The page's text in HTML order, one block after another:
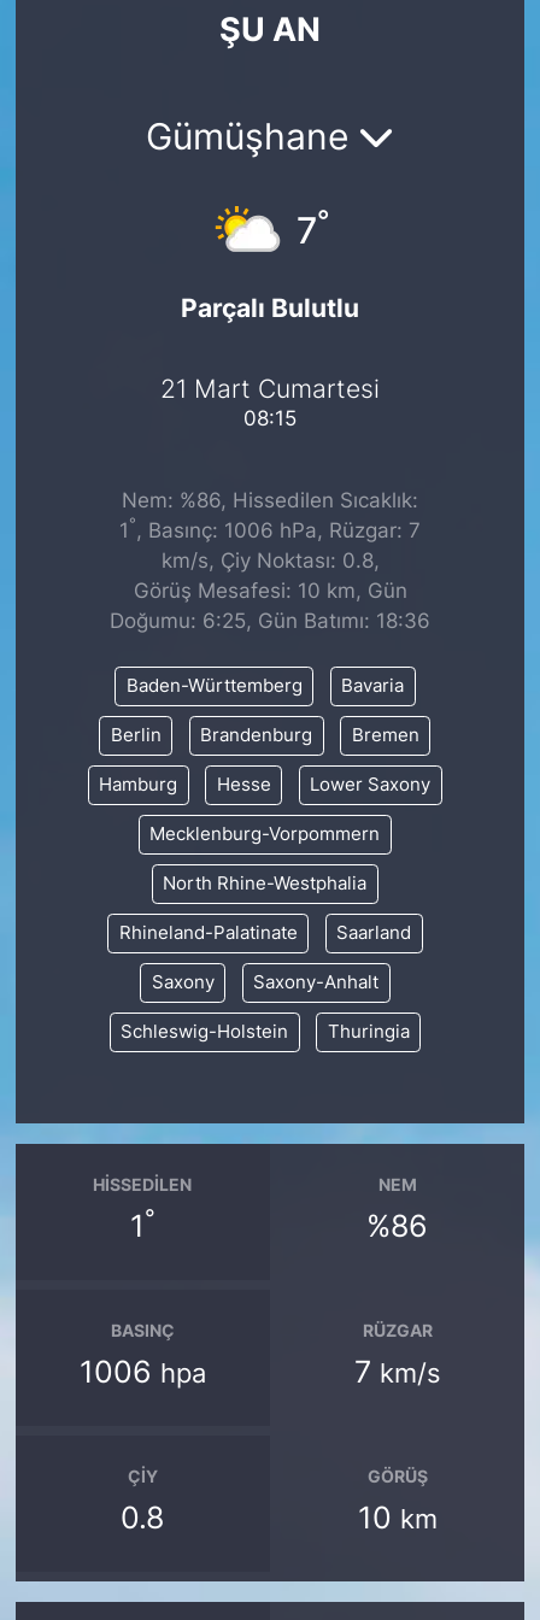
ŞU AN
Gümüşhane
7°
Parçalı Bulutlu
21 Mart Cumartesi
08:15
Nem: %86, Hissedilen Sıcaklık:
1 ° , Basınç: 1006 hPa, Rüzgar: 7
km/s, Çiy Noktası: 0.8,
Görüş Mesafesi: 10 km, Gün
Doğumu: 6:25, Gün Batımı: 18:36
Baden-Württemberg Bavaria
Berlin Brandenburg Bremen
Hamburg Hesse Lower Saxony
Mecklenburg-Vorpommern
North Rhine-Westphalia
Rhineland-Palatinate Saarland
Saxony Saxony-Anhalt
Schleswig-Holstein Thuringia
HISSEDILEN
1°
NEM
%86
BASINÇ
1006 hpa
RÜZGAR
7 km/s
ÇIY
0.8
GÖRÜŞ
10 km